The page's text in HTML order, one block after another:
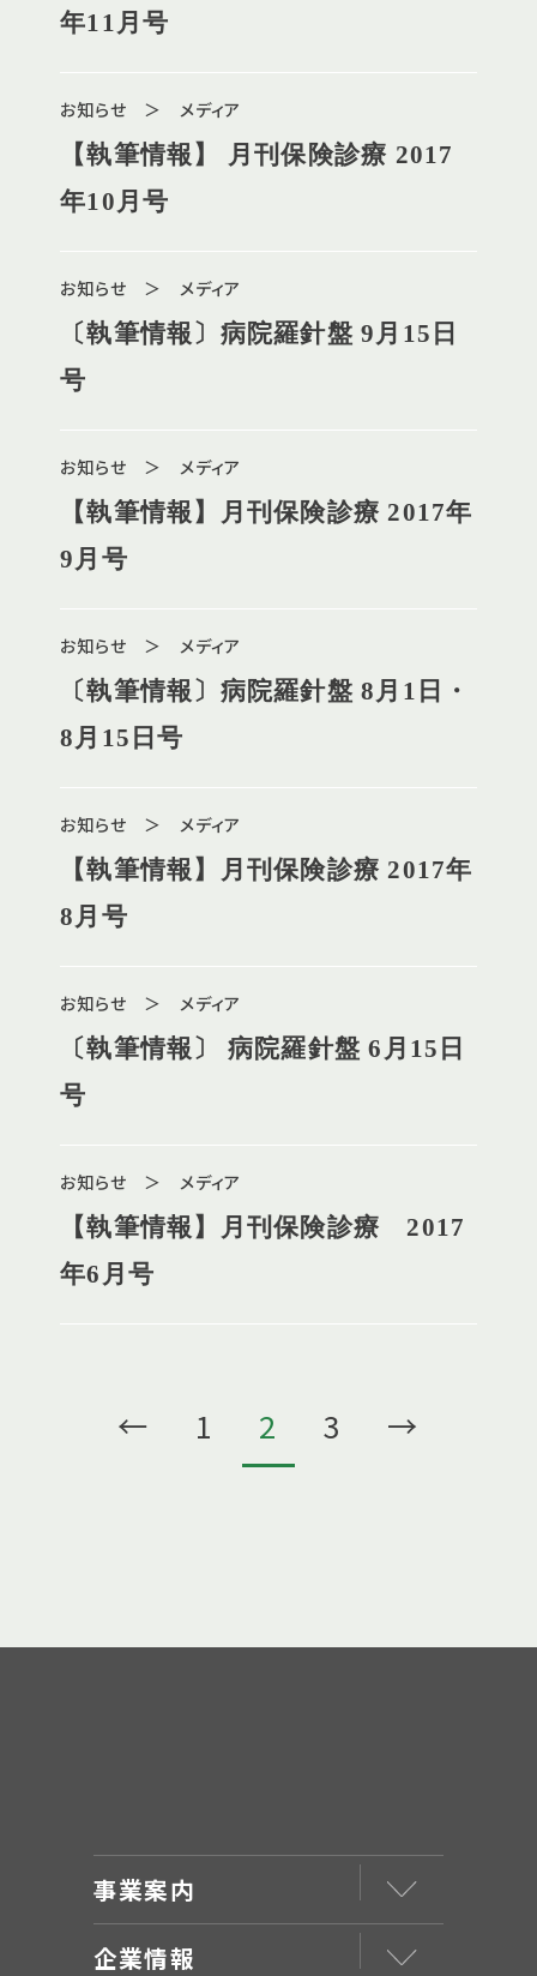
年11月号
お知らせ ＞ メディア
【執筆情報】 月刊保険診療 2017
年10月号
お知らせ ＞ メディア
〔執筆情報〕病院羅針盤 9月15日
号
お知らせ ＞ メディア
【執筆情報】月刊保険診療 2017年
9月号
お知らせ ＞ メディア
〔執筆情報〕病院羅針盤 8月1日・
8月15日号
お知らせ ＞ メディア
【執筆情報】月刊保険診療 2017年
8月号
お知らせ ＞ メディア
〔執筆情報〕 病院羅針盤 6月15日
号
お知らせ ＞ メディア
【執筆情報】月刊保険診療 2017
年6月号
← 1 2 3 →
事業案内
企業情報